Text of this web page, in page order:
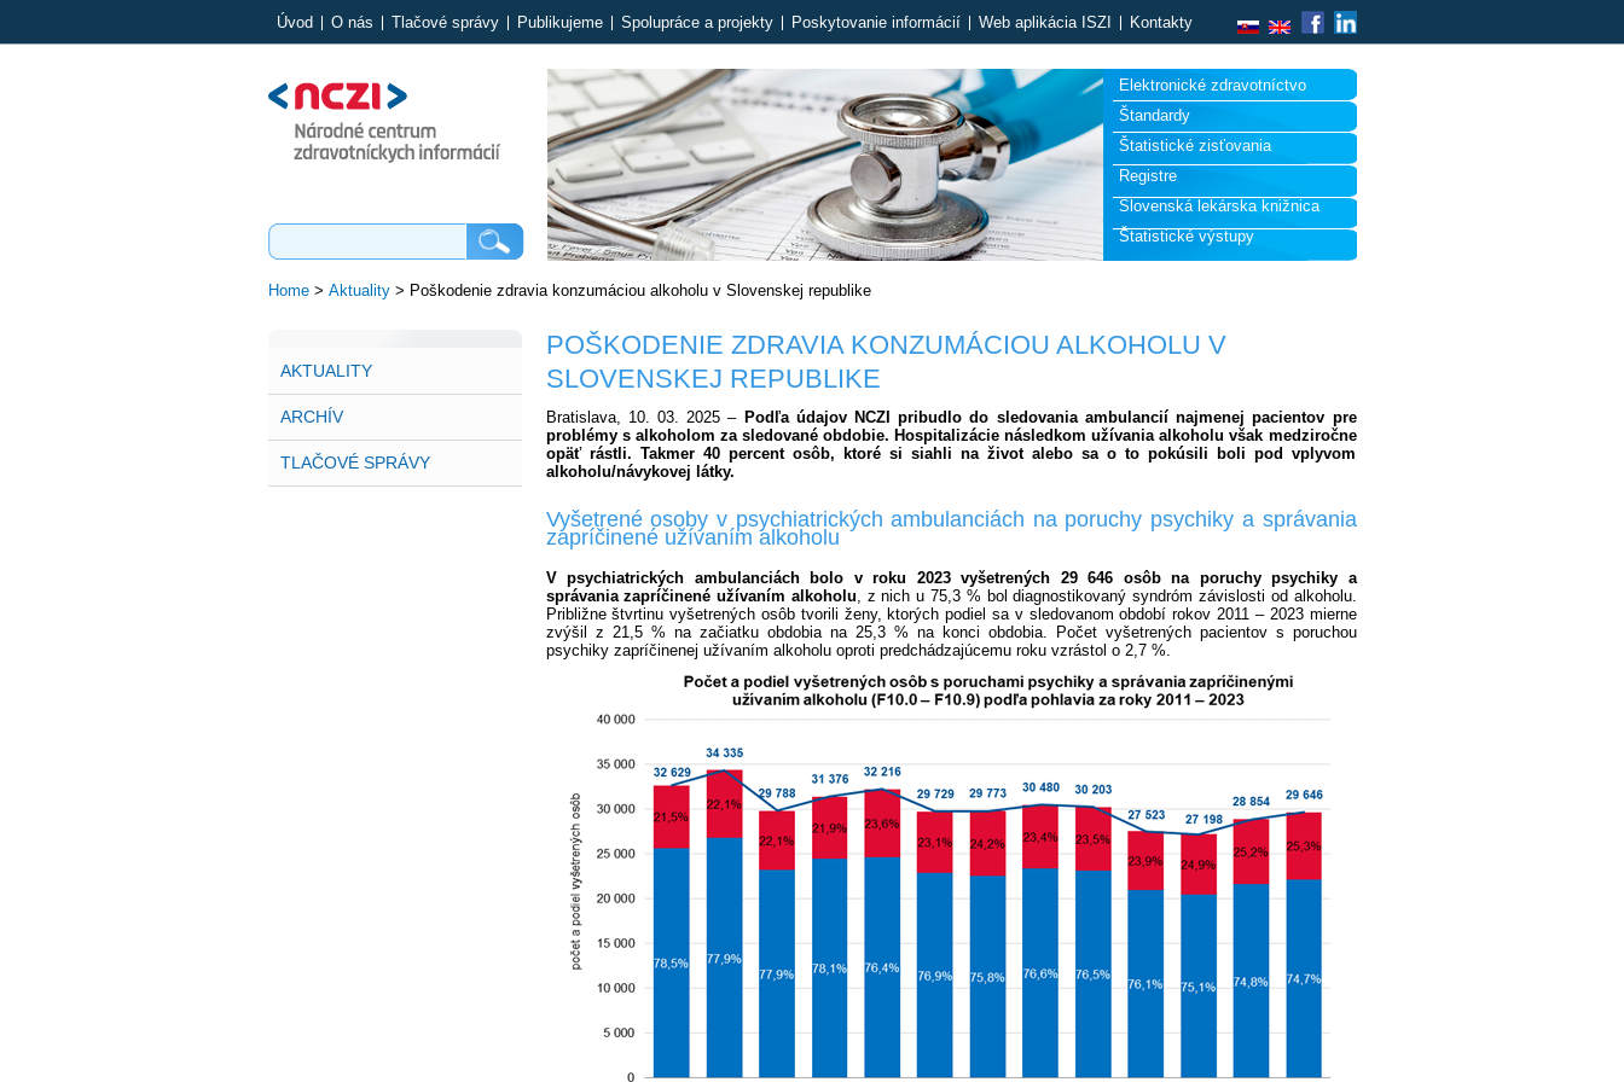
Úvod O nás Tlačové správy Publikujeme Spolupráce a projekty Poskytovanie informácií Web aplikácia ISZI Kontakty
Elektronické zdravotníctvo
Štandardy
Štatistické zisťovania
Registre
Slovenská lekárska knižnica
Štatistické výstupy
Home> Aktuality> Poškodenie zdravia konzumáciou alkoholu v Slovenskej republike
AKTUALITY
ARCHÍV
TLAČOVÉ SPRÁVY
POŠKODENIE ZDRAVIA KONZUMÁCIOU ALKOHOLU V
SLOVENSKEJ REPUBLIKE
Bratislava, 10. 03. 2025 – Podľa údajov NCZI pribudlo do sledovania ambulancií najmenej pacientov pre
problémy s alkoholom za sledované obdobie. Hospitalizácie následkom užívania alkoholu však medziročne
opäť rástli. Takmer 40 percent osôb, ktoré si siahli na život alebo sa o to pokúsili boli pod vplyvom
alkoholu/návykovej látky.
Vyšetrené osoby v psychiatrických ambulanciách na poruchy psychiky a správania
zapríčinené užívaním alkoholu
V psychiatrických ambulanciách bolo v roku 2023 vyšetrených 29 646 osôb na poruchy psychiky a
správania zapríčinené užívaním alkoholu, z nich u 75,3 % bol diagnostikovaný syndróm závislosti od alkoholu.
Približne štvrtinu vyšetrených osôb tvorili ženy, ktorých podiel sa v sledovanom období rokov 2011 – 2023 mierne
zvýšil z 21,5 % na začiatku obdobia na 25,3 % na konci obdobia. Počet vyšetrených pacientov s poruchou
psychiky zapríčinenej užívaním alkoholu oproti predchádzajúcemu roku vzrástol o 2,7 %.